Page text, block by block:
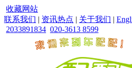
收藏网站
联系我们 | 资讯热点 | 关于我们 |
2033891834 020-3613 8599